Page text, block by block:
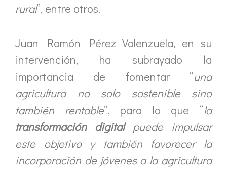
rural”, entre otros.
Juan Ramón Pérez Valenzuela, en su
intervención, ha subrayado la
importancia de fomentar “una
agricultura no solo sostenible sino
también rentable”, para lo que “la
transformación digitalpuede impulsar
este objetivo y también favorecer la
incorporación de jóvenes a la agricultura